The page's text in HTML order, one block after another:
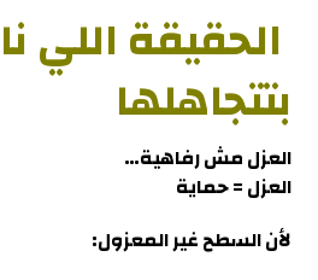
الحقيقة اللي
بتتجاهلها
العزل مش رفاهية…
العزل = حماية
لأن السطح غير المعزول: